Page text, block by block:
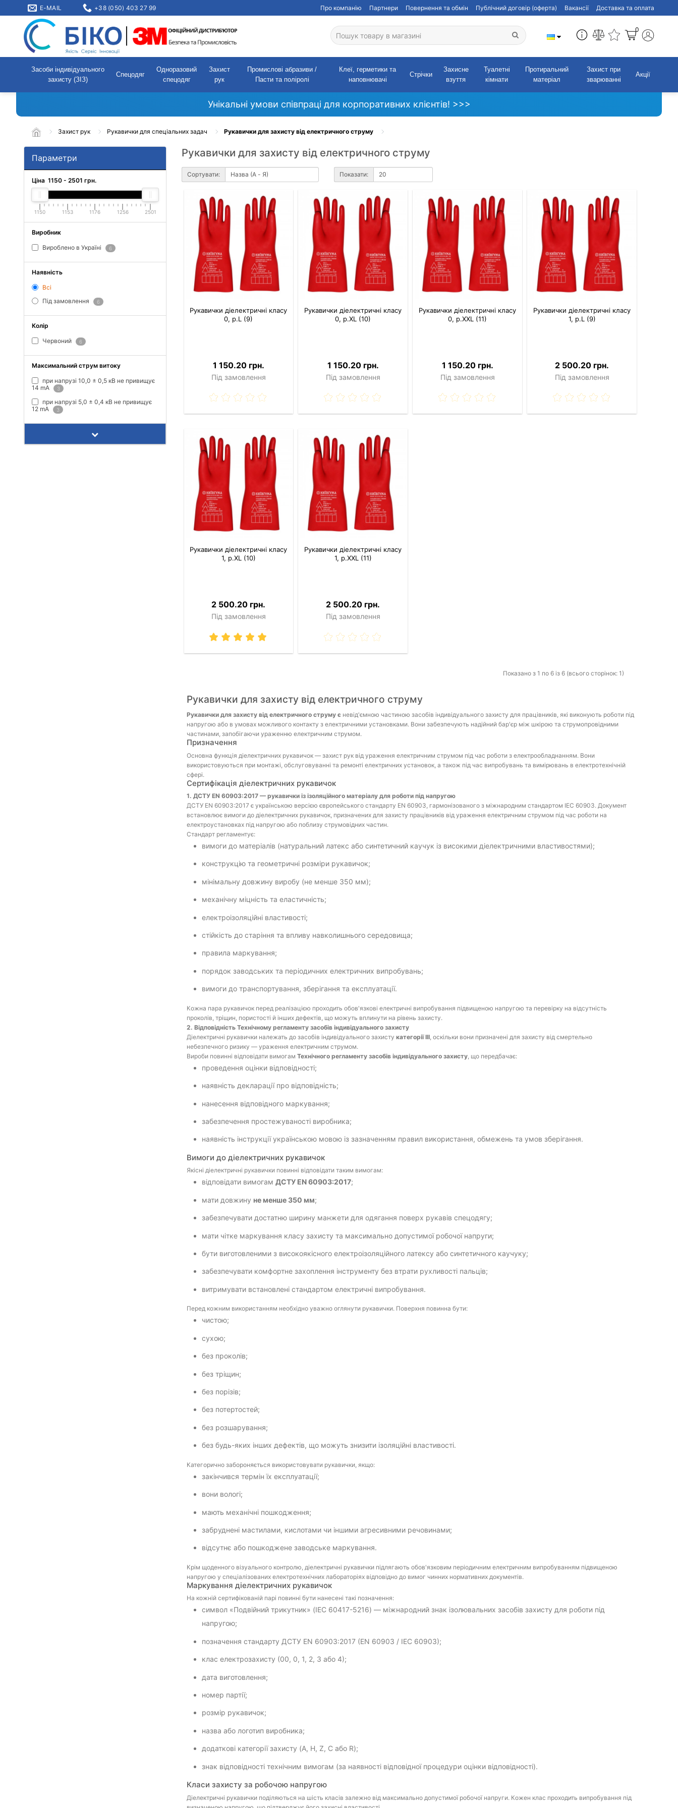
E-MAIL +38 (050) 403 27 99 Про компанію Партнери Повернення та обмін Публічний договір (оферта) Вакансії Доставка та оплата
0
Засоби індивідуального
захисту (ЗІЗ)
Спецодяг
Одноразовий
спецодяг
Захист
рук
Промислові абразиви /
Пасти та поліролі
Клеї, герметики та
наповнювачі
Стрічки
Захисне
взуття
Туалетні
кімнати
Протиральний
матеріал
Захист при
зварюванні
Акції
Унікальні умови співпраці для корпоративних клієнтів! >>>
Захист рук Рукавички для спеціальних задач Рукавички для захисту від електричного струму
Параметри
Ціна 1150 - 2501 грн.
1150 1153 1176 1256 2501
Виробник
Вироблено в Україні 6
Наявність
Всі
Під замовлення
6
Колір
Червоний 6
Максимальний струм витоку
при напрузі 10,0 ± 0,5 кВ не привищує
14 mA
3
при напрузі 5,0 ± 0,4 кВ не привищує
12 mA
3
Рукавички для захисту від електричного струму
Сортувати: Показати:
Рукавички діелектричні класу
0, р.L (9)
1 150.20 грн.
Під замовлення
Рукавички діелектричні класу
0, р.XL (10)
1 150.20 грн.
Під замовлення
Рукавички діелектричні класу
0, р.XXL (11)
1 150.20 грн.
Під замовлення
Рукавички діелектричні класу
1, р.L (9)
2 500.20 грн.
Під замовлення
Рукавички діелектричні класу
1, р.XL (10)
2 500.20 грн.
Під замовлення
Рукавички діелектричні класу
1, р.XXL (11)
2 500.20 грн.
Під замовлення
Показано з 1 по 6 із 6 (всього сторінок: 1)
Рукавички для захисту від електричного струму
Рукавички для захисту від електричного струму єневід'ємною частиною засобів індивідуального захисту для працівників, які виконують роботи під
напругою або в умовах можливого контакту з електричними установками. Вони забезпечують надійний бар'єр між шкірою та струмопровідними
частинами, запобігаючи ураженню електричним струмом.
Призначення
Основна функція діелектричних рукавичок — захист рук від ураження електричним струмом під час роботи з електрообладнанням. Вони
використовуються при монтажі, обслуговуванні та ремонті електричних установок, а також під час випробувань та вимірювань в електротехнічній
сфері.
Сертифікація діелектричних рукавичок
1. ДСТУ EN 60903:2017 — рукавички із ізоляційного матеріалу для роботи під напругою
ДСТУ EN 60903:2017 є українською версією європейського стандарту EN 60903, гармонізованого з міжнародним стандартом IEC 60903. Документ
встановлює вимоги до діелектричних рукавичок, призначених для захисту працівників від ураження електричним струмом під час роботи на
електроустановках під напругою або поблизу струмовідних частин.
Стандарт регламентує:
вимоги до матеріалів (натуральний латекс або синтетичний каучук із високими діелектричними властивостями);
конструкцію та геометричні розміри рукавичок;
мінімальну довжину виробу (не менше 350 мм);
механічну міцність та еластичність;
електроізоляційні властивості;
стійкість до старіння та впливу навколишнього середовища;
правила маркування;
порядок заводських та періодичних електричних випробувань;
вимоги до транспортування, зберігання та експлуатації.
Кожна пара рукавичок перед реалізацією проходить обов'язкові електричні випробування підвищеною напругою та перевірку на відсутність
проколів, тріщин, пористості й інших дефектів, що можуть вплинути на рівень захисту.
2. Відповідність Технічному регламенту засобів індивідуального захисту
Діелектричні рукавички належать до засобів індивідуального захисту категорії III, оскільки вони призначені для захисту від смертельно
небезпечного ризику — ураження електричним струмом.
Вироби повинні відповідати вимогам Технічного регламенту засобів індивідуального захисту, що передбачає:
проведення оцінки відповідності;
наявність декларації про відповідність;
нанесення відповідного маркування;
забезпечення простежуваності виробника;
наявність інструкції українською мовою із зазначенням правил використання, обмежень та умов зберігання.
Вимоги до діелектричних рукавичок
Якісні діелектричні рукавички повинні відповідати таким вимогам:
відповідати вимогам ДСТУ EN 60903:2017;
мати довжину не менше 350 мм;
забезпечувати достатню ширину манжети для одягання поверх рукавів спецодягу;
мати чітке маркування класу захисту та максимально допустимої робочої напруги;
бути виготовленими з високоякісного електроізоляційного латексу або синтетичного каучуку;
забезпечувати комфортне захоплення інструменту без втрати рухливості пальців;
витримувати встановлені стандартом електричні випробування.
Перед кожним використанням необхідно уважно оглянути рукавички. Поверхня повинна бути:
чистою;
сухою;
без проколів;
без тріщин;
без порізів;
без потертостей;
без розшарування;
без будь-яких інших дефектів, що можуть знизити ізоляційні властивості.
Категорично забороняється використовувати рукавички, якщо:
закінчився термін їх експлуатації;
вони вологі;
мають механічні пошкодження;
забруднені мастилами, кислотами чи іншими агресивними речовинами;
відсутнє або пошкоджене заводське маркування.
Крім щоденного візуального контролю, діелектричні рукавички підлягають обов'язковим періодичним електричним випробуванням підвищеною
напругою у спеціалізованих електротехнічних лабораторіях відповідно до вимог чинних нормативних документів.
Маркування діелектричних рукавичок
На кожній сертифікованій парі повинні бути нанесені такі позначення:
символ «Подвійний трикутник» (IEC 60417-5216) — міжнародний знак ізолювальних засобів захисту для роботи під
напругою;
позначення стандарту ДСТУ EN 60903:2017 (EN 60903 / IEC 60903);
клас електрозахисту (00, 0, 1, 2, 3 або 4);
дата виготовлення;
номер партії;
розмір рукавичок;
назва або логотип виробника;
додаткові категорії захисту (A, H, Z, C або R);
знак відповідності технічним вимогам (за наявності відповідної процедури оцінки відповідності).
Класи захисту за робочою напругою
Діелектричні рукавички поділяються на шість класів залежно від максимально допустимої робочої напруги. Кожен клас проходить випробування під